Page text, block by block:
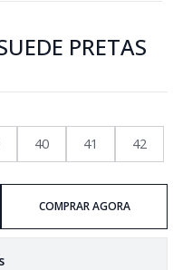
PRETAS
40 41 42
COMPRAR AGORA